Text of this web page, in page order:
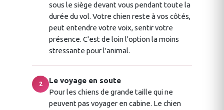
sous le siège devant vous pendant toute la
durée du vol. Votre chien reste à vos côtés,
peut entendre votre voix, sentir votre
présence. C'est de loin l'option la moins
stressante pour l'animal.
2
Le voyage en soute
Pour les chiens de grande taille qui ne
peuvent pas voyager en cabine. Le chien